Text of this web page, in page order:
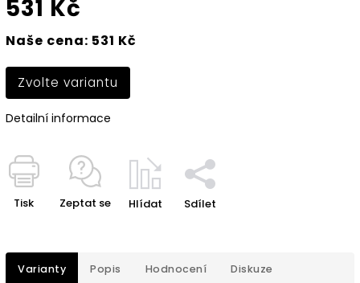
531 Kč
Naše cena: 531 Kč
Zvolte variantu
Detailní informace
Tisk Zeptat se Hlídat Sdílet
Varianty Popis Hodnocení Diskuze